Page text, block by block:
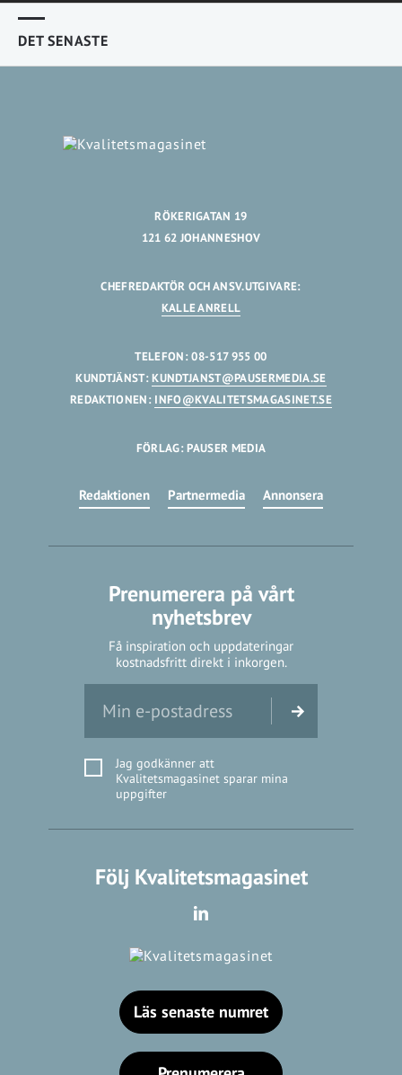
DET SENASTE
RÖKERIGATAN 19
121 62 JOHANNESHOV
CHEFREDAKTÖR OCH ANSV.UTGIVARE:
KALLE ANRELL
TELEFON: 08-517 955 00
KUNDTJÄNST:KUNDTJANST@PAUSERMEDIA.SE
REDAKTIONEN: INFO@KVALITETSMAGASINET.SE
FÖRLAG: PAUSER MEDIA
Redaktionen Partnermedia Annonsera
Prenumerera på vårt
nyhetsbrev
Få inspiration och uppdateringar
kostnadsfritt direkt i inkorgen.
Jag godkänner att
Kvalitetsmagasinet sparar mina
uppgifter
Följ Kvalitetsmagasinet
Läs senaste numret